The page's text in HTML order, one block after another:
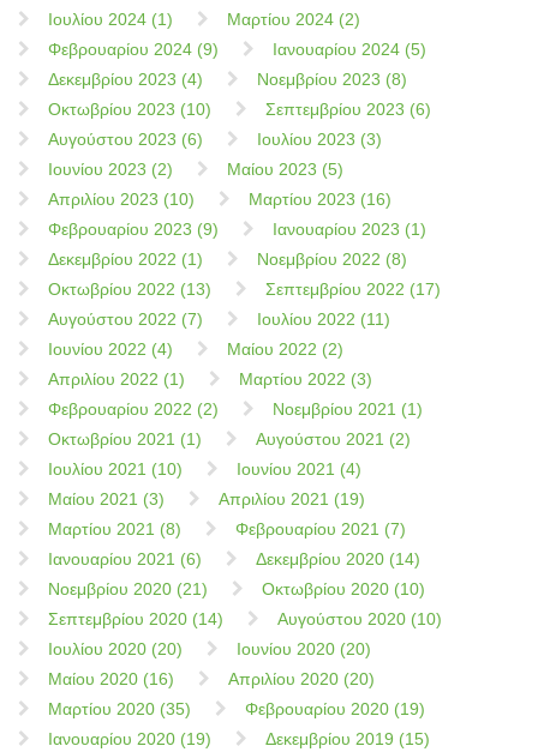
Ιουλίου 2024 (1)
Μαρτίου 2024 (2)
Φεβρουαρίου 2024 (9)
Ιανουαρίου 2024 (5)
Δεκεμβρίου 2023 (4)
Νοεμβρίου 2023 (8)
Οκτωβρίου 2023 (10)
Σεπτεμβρίου 2023 (6)
Αυγούστου 2023 (6)
Ιουλίου 2023 (3)
Ιουνίου 2023 (2)
Μαίου 2023 (5)
Απριλίου 2023 (10)
Μαρτίου 2023 (16)
Φεβρουαρίου 2023 (9)
Ιανουαρίου 2023 (1)
Δεκεμβρίου 2022 (1)
Νοεμβρίου 2022 (8)
Οκτωβρίου 2022 (13)
Σεπτεμβρίου 2022 (17)
Αυγούστου 2022 (7)
Ιουλίου 2022 (11)
Ιουνίου 2022 (4)
Μαίου 2022 (2)
Απριλίου 2022 (1)
Μαρτίου 2022 (3)
Φεβρουαρίου 2022 (2)
Νοεμβρίου 2021 (1)
Οκτωβρίου 2021 (1)
Αυγούστου 2021 (2)
Ιουλίου 2021 (10)
Ιουνίου 2021 (4)
Μαίου 2021 (3)
Απριλίου 2021 (19)
Μαρτίου 2021 (8)
Φεβρουαρίου 2021 (7)
Ιανουαρίου 2021 (6)
Δεκεμβρίου 2020 (14)
Νοεμβρίου 2020 (21)
Οκτωβρίου 2020 (10)
Σεπτεμβρίου 2020 (14)
Αυγούστου 2020 (10)
Ιουλίου 2020 (20)
Ιουνίου 2020 (20)
Μαίου 2020 (16)
Απριλίου 2020 (20)
Μαρτίου 2020 (35)
Φεβρουαρίου 2020 (19)
Ιανουαρίου 2020 (19)
Δεκεμβρίου 2019 (15)